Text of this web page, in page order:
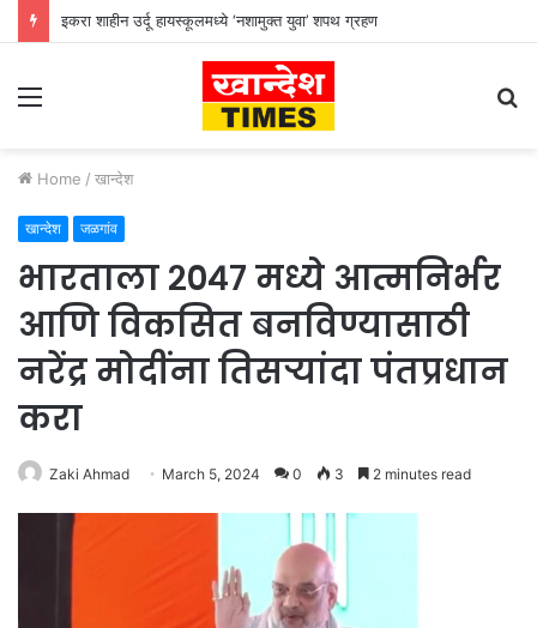
इकरा शाहीन उर्दू हायस्कूलमध्ये ‘नशामुक्त युवा’ शपथ ग्रहण
Menu
Home / खान्देश
खान्देश जळगांव
भारताला २०४७ मध्ये आत्मनिर्भर
आणि विकसित बनविण्यासाठी
नरेंद्र मोदींना तिसऱ्यांदा पंतप्रधान
करा
Zaki Ahmad March 5, 2024 0 3 2 minutes read